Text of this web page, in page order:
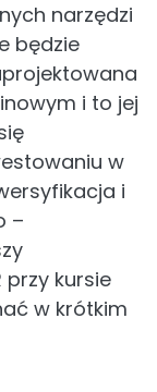
narzędzi
będzie
i to jej
w
i
–
przy kursie
w krótkim